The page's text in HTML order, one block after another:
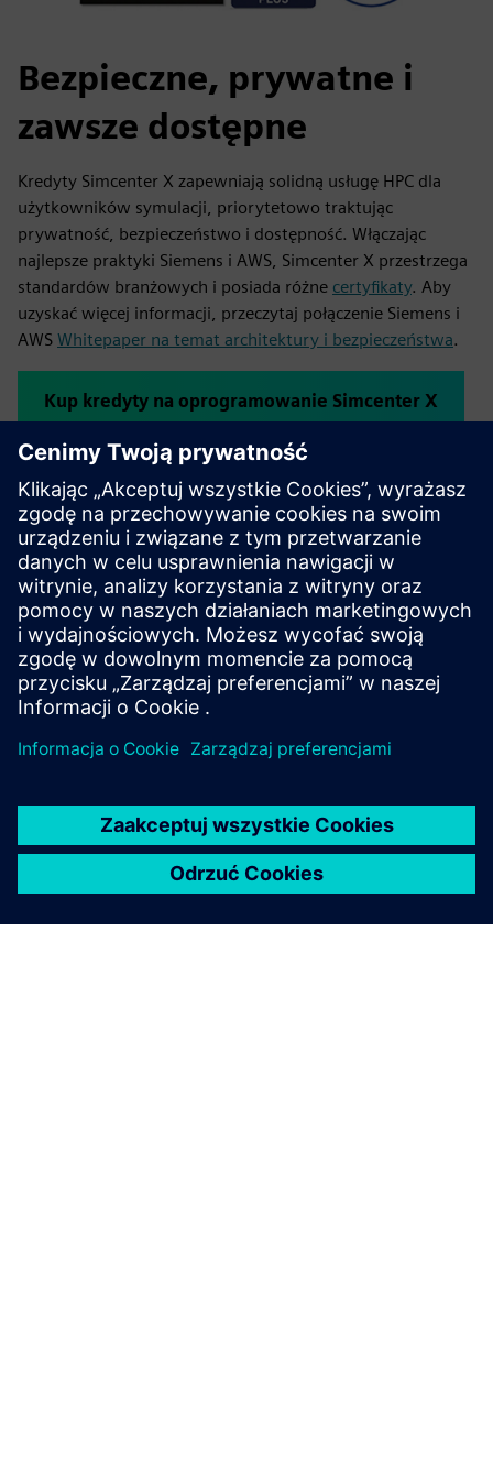
Bezpieczne, prywatne i
zawsze dostępne
Kredyty Simcenter X zapewniają solidną usługę HPC dla
użytkowników symulacji, priorytetowo traktując
prywatność, bezpieczeństwo i dostępność. Włączając
najlepsze praktyki Siemens i AWS, Simcenter X przestrzega
standardów branżowych i posiada różne certyfikaty. Aby
uzyskać więcej informacji, przeczytaj połączenie Siemens i
AWS Whitepaper na temat architektury i bezpieczeństwa.
Kup kredyty na oprogramowanie Simcenter X
Teamcenter Share
Zintegrowane narzędzie oparte na chmurze zaprojektowane, aby
umożliwić natychmiastową, bezpieczną i łatwą współpracę.
Poznaj rozwiązanie Teamcenter Share